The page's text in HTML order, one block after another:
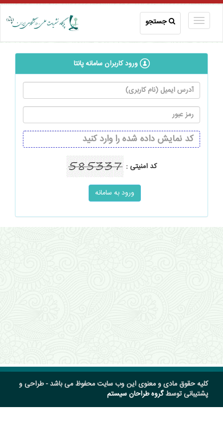
جستجو
ورود کاربران سامانه پانتا
کد امنیتی :
کلیه حقوق مادی و معنوی این وب سایت محفوظ می باشد - طراحی و
پشتیبانی توسطگروه طراحان سیستم